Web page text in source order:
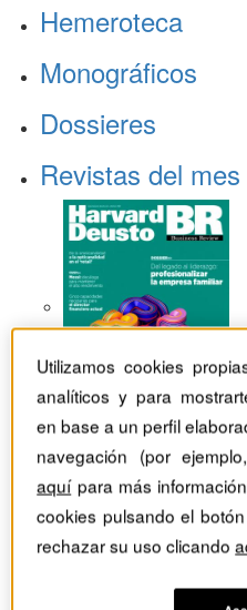
Hemeroteca
Monográficos
Dossieres
Revistas del mes
Utilizamos cookies
analíticos y para
en base a un perfil
navegación (por
aquípara más
cookies pulsando el
rechazar su uso clicando